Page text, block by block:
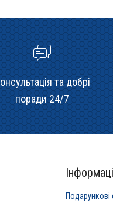
та добрі
поради 24/7
Подарункові